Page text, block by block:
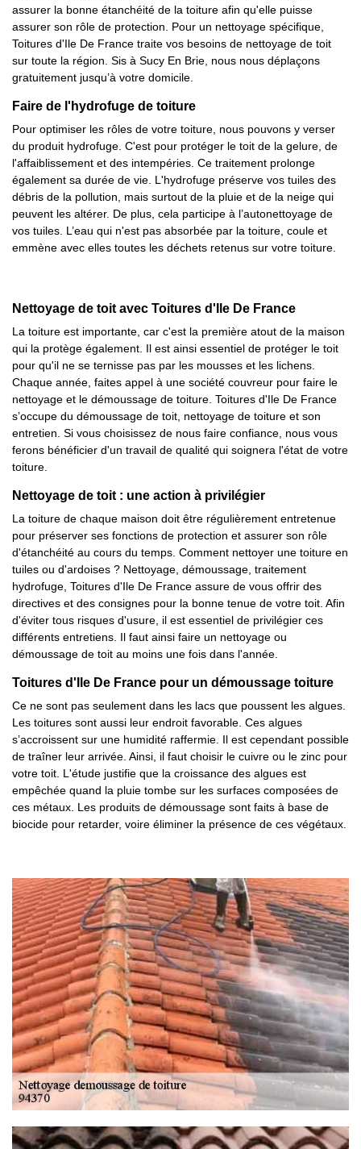
assurer la bonne étanchéité de la toiture afin qu'elle puisse
assurer son rôle de protection. Pour un nettoyage spécifique,
Toitures d'Ile De France traite vos besoins de nettoyage de toit
sur toute la région. Sis à Sucy En Brie, nous nous déplaçons
gratuitement jusqu’à votre domicile.
Faire de l'hydrofuge de toiture
Pour optimiser les rôles de votre toiture, nous pouvons y verser
du produit hydrofuge. C'est pour protéger le toit de la gelure, de
l'affaiblissement et des intempéries. Ce traitement prolonge
également sa durée de vie. L'hydrofuge préserve vos tuiles des
débris de la pollution, mais surtout de la pluie et de la neige qui
peuvent les altérer. De plus, cela participe à l’autonettoyage de
vos tuiles. L’eau qui n'est pas absorbée par la toiture, coule et
emmène avec elles toutes les déchets retenus sur votre toiture.
Nettoyage de toit avec Toitures d'Ile De France
La toiture est importante, car c'est la première atout de la maison
qui la protège également. Il est ainsi essentiel de protéger le toit
pour qu'il ne se ternisse pas par les mousses et les lichens.
Chaque année, faites appel à une société couvreur pour faire le
nettoyage et le démoussage de toiture. Toitures d'Ile De France
s’occupe du démoussage de toit, nettoyage de toiture et son
entretien. Si vous choisissez de nous faire confiance, nous vous
ferons bénéficier d'un travail de qualité qui soignera l'état de votre
toiture.
Nettoyage de toit : une action à privilégier
La toiture de chaque maison doit être régulièrement entretenue
pour préserver ses fonctions de protection et assurer son rôle
d'étanchéité au cours du temps. Comment nettoyer une toiture en
tuiles ou d'ardoises ? Nettoyage, démoussage, traitement
hydrofuge, Toitures d'Ile De France assure de vous offrir des
directives et des consignes pour la bonne tenue de votre toit. Afin
d'éviter tous risques d'usure, il est essentiel de privilégier ces
différents entretiens. Il faut ainsi faire un nettoyage ou
démoussage de toit au moins une fois dans l'année.
Toitures d'Ile De France pour un démoussage toiture
Ce ne sont pas seulement dans les lacs que poussent les algues.
Les toitures sont aussi leur endroit favorable. Ces algues
s’accroissent sur une humidité raffermie. Il est cependant possible
de traîner leur arrivée. Ainsi, il faut choisir le cuivre ou le zinc pour
votre toit. L'étude justifie que la croissance des algues est
empêchée quand la pluie tombe sur les surfaces composées de
ces métaux. Les produits de démoussage sont faits à base de
biocide pour retarder, voire éliminer la présence de ces végétaux.